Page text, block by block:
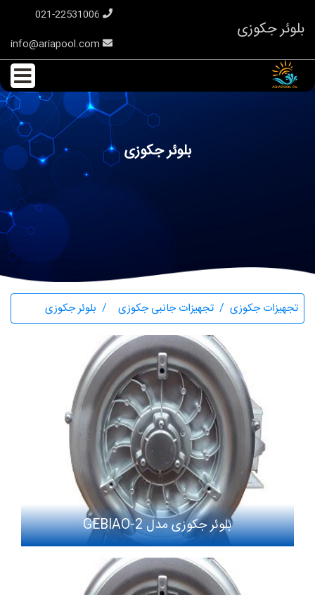
بلوئر جکوزی
بلوئر جکوزی
تجهیزات جکوزی تجهیزات جانبی جکوزی بلوئر جکوزی
بلوئر جکوزی مدل GEBIAO-2